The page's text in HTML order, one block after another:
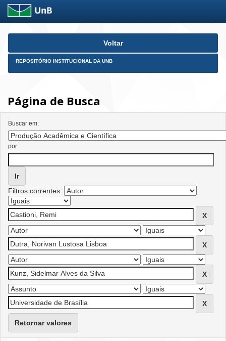
Skip
Voltar
REPOSITÓRIO INSTITUCIONAL DA UNB
Página de Busca
Buscar em:
por
Filtros correntes:
Retornar valores